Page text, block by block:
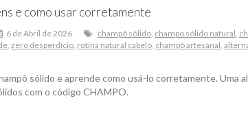
e como usar corretamente
6 de Abril de 2026 champô sólido, champo sólido natural,
, zero desperdício, rotina natural cabelo, champô artesanal,
sólido e aprende como usá-lo corretamente.
com o código CHAMPO.